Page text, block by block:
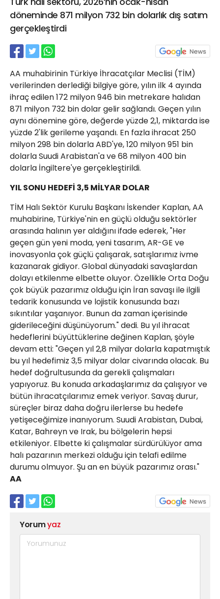
döneminde 871 milyon 732 bin dolarlık dış satım
gerçekleştirdi
AA muhabirinin Türkiye İhracatçılar Meclisi (TİM)
verilerinden derlediği bilgiye göre, yılın ilk 4 ayında
ihraç edilen 172 milyon 946 bin metrekare halıdan
871 milyon 732 bin dolar gelir sağlandı. Geçen yılın
aynı dönemine göre, değerde yüzde 2,1, miktarda ise
yüzde 2'lik gerileme yaşandı. En fazla ihracat 250
milyon 298 bin dolarla ABD'ye, 120 milyon 951 bin
dolarla Suudi Arabistan'a ve 68 milyon 400 bin
dolarla İngiltere'ye gerçekleştirildi.
YIL SONU HEDEFİ 3,5 MİLYAR DOLAR
TİM Halı Sektör Kurulu Başkanı İskender Kaplan, AA
muhabirine, Türkiye'nin en güçlü olduğu sektörler
arasında halının yer aldığını ifade ederek, "Her
geçen gün yeni moda, yeni tasarım, AR-GE ve
inovasyonla çok güçlü çalışarak, satışlarımız ivme
kazanarak gidiyor. Global dünyadaki savaşlardan
dolayı etkilenme elbette oluyor. Özellikle Orta Doğu
çok büyük pazarımız olduğu için İran savaşı ile ilgili
tedarik konusunda ve lojistik konusunda bazı
sıkıntılar yaşanıyor. Bunun da zaman içerisinde
giderileceğini düşünüyorum." dedi. Bu yıl ihracat
hedeflerini büyüttüklerine değinen Kaplan, şöyle
devam etti: "Geçen yıl 2,8 milyar dolarla kapatmıştık
bu yıl hedefimiz 3,5 milyar dolar civarında olacak. Bu
hedef doğrultusunda da gerekli çalışmaları
yapıyoruz. Bu konuda arkadaşlarımız da çalışıyor ve
bütün ihracatçılarımız emek veriyor. Savaş durur,
süreçler biraz daha doğru ilerlerse bu hedefe
yetişeceğimize inanıyorum. Suudi Arabistan, Dubai,
Katar, Bahreyn ve Irak, bu bölgelerin hepsi
etkileniyor. Elbette ki çalışmalar sürdürülüyor ama
halı pazarının merkezi olduğu için telafi edilme
durumu olmuyor. Şu an en büyük pazarımız orası."
AA
Yorumyaz
21 Gölcük